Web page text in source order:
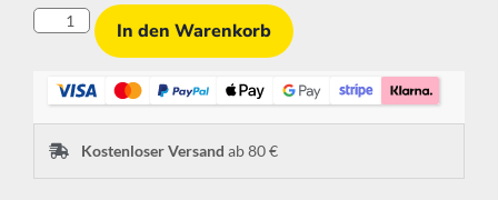
In den Warenkorb
Kostenloser Versand ab 80 €